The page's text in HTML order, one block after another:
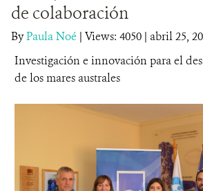
de colaboración
ByPaula Noé | Views: 4050 | abril 25,
Investigación e innovación para el
de los mares australes